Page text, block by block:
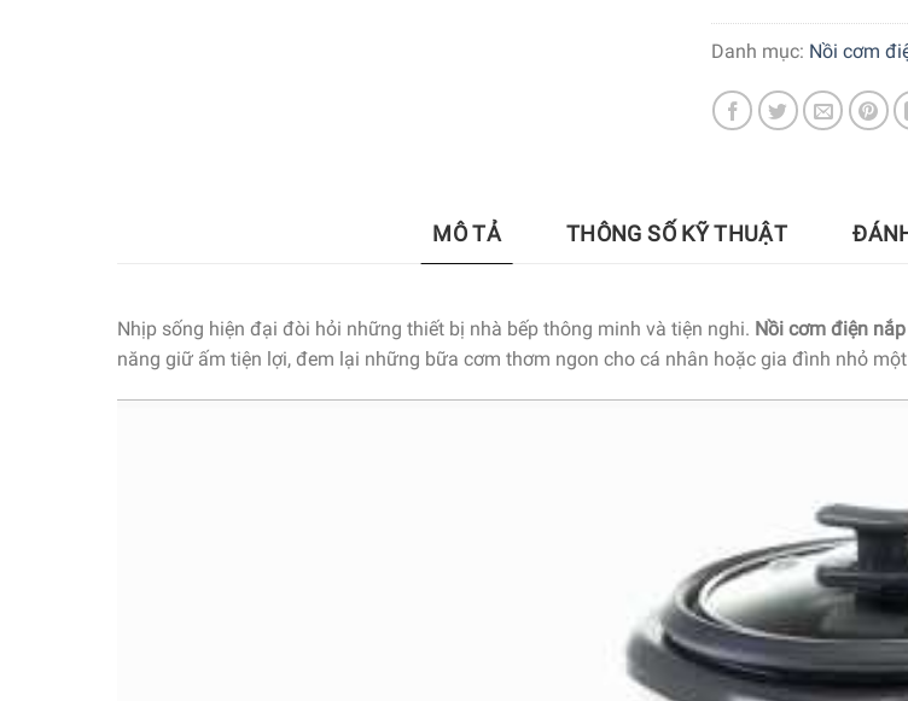
Danh mục: Nồi cơm
MÔ TẢ THÔNG SỐ KỸ THUẬT
Nhịp sống hiện đại đòi hỏi những thiết bị nhà bếp thông minh và tiện nghi. Nồi cơm điện
năng giữ ấm tiện lợi, đem lại những bữa cơm thơm ngon cho cá nhân hoặc gia đình nhỏ